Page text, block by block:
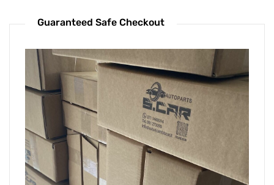
Guaranteed Safe Checkout